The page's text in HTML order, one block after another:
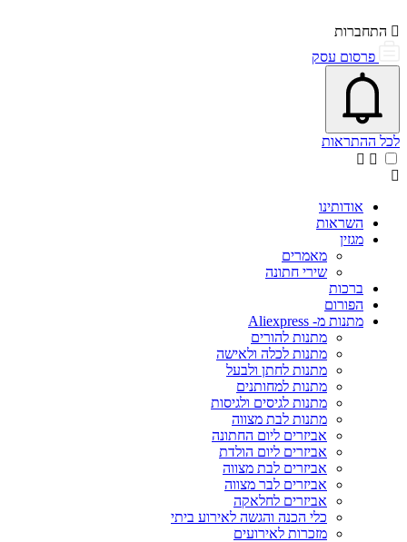
התחברות
פרסום עסק
פתיחת\סגירת מרכז התראות
אייקון פעמון
לכל ההתראות
אודותינו
השראות
מגזין
מאמרים
שירי חתונה
ברכות
הפורום
מתנות מ- Aliexpress
מתנות להורים
מתנות לכלה ולאישה
מתנות לחתן ולבעל
מתנות למחותנים
מתנות לגיסים ולגיסות
מתנות לבת מצווה
אביזרים ליום החתונה
אביזרים ליום הולדת
אביזרים לבת מצווה
אביזרים לבר מצווה
אביזרים לחלאקה
כלי הכנה והגשה לאירוע ביתי
מזכרות לאירועים